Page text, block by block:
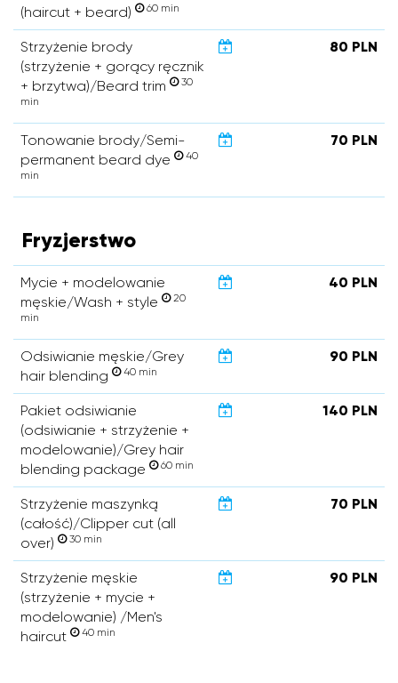
(haircut + beard)
60 min
Strzyżenie brody
(strzyżenie + gorący ręcznik
+ brzytwa)/Beard trim
30
min
80 PLN
Tonowanie brody/Semi-
permanent beard dye
40
min
70 PLN
Fryzjerstwo
Mycie + modelowanie
męskie/Wash + style
20
min
40 PLN
Odsiwianie męskie/Grey
hair blending
40 min
90 PLN
Pakiet odsiwianie
(odsiwianie + strzyżenie +
modelowanie)/Grey hair
blending package
60 min
140 PLN
Strzyżenie maszynką
(całość)/Clipper cut (all
over)
30 min
70 PLN
Strzyżenie męskie
(strzyżenie + mycie +
modelowanie) /Men's
haircut
40 min
90 PLN